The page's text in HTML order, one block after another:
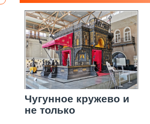
Чугунное кружево и
не только